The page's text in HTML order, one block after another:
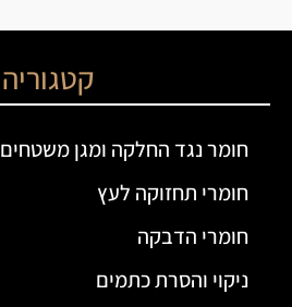
קטגוריה
חומר נגד החלקה ומגן משטחים
חומרי תחזוקה לעץ
חומרי הדבקה
ניקוי והסרת כתמים